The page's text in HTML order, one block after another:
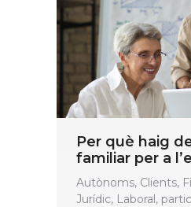
Per què haig
familiar per a
Autònoms, Clients,
Jurídic, Laboral,